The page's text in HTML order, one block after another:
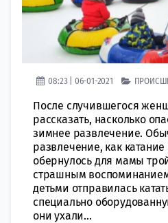
08:23 | 06-01-2021
После случившегося
рассказать, насколько
зимнее развлечение.
развлечение, как
обернулось для мамы
страшным
детьми отправилась
специально
они ухали...